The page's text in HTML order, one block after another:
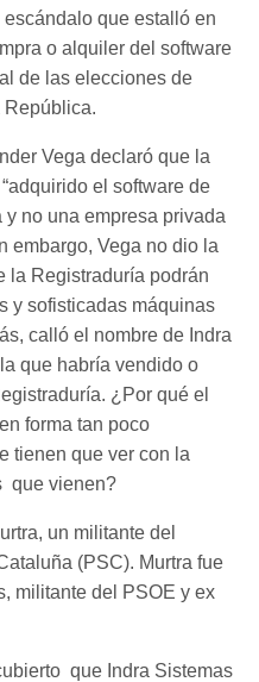
que estalló en
o alquiler del software
de las elecciones de
Vega declaró que la
el software de
no una empresa privada
embargo, Vega no dio la
la Registraduría podrán
y sofisticadas máquinas
calló el nombre de Indra
que habría vendido o
¿Por qué el
forma tan poco
tienen que ver con la
que vienen?
un militante del
(PSC). Murtra fue
militante del PSOE y ex
que Indra Sistemas